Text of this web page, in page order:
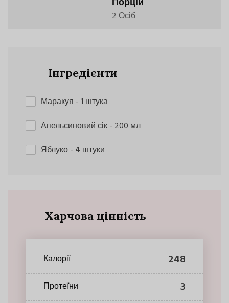
2 Осіб
Інгредієнти
Маракуя - 1 штука
Апельсиновий сік- 200 мл
Яблуко- 4 штуки
Харчова цінність
Калорії 248
Протеїни 3